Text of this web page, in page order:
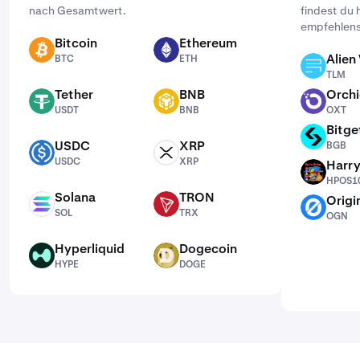
nach Gesamtwert.
BTC Bitcoin
BTC
ETH Ethereum
ETH
USDT Tether
USDT
BNB BNB
BNB
USDC USDC
USDC
XRP XRP
XRP
SOL Solana
SOL
TRX TRON
TRX
HYPE Hyperliquid
HYPE
DOGE Dogecoin
DOGE
findest du
TLM Alien
TLM
OXT
OXT
BGB
BGB
HPOS10I
OGN
OGN